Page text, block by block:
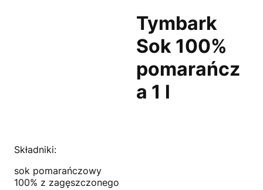
Tymbark
Sok 100%
pomarańcz
a 1 l
Składniki:
sok pomarańczowy
100% z zagęszczonego